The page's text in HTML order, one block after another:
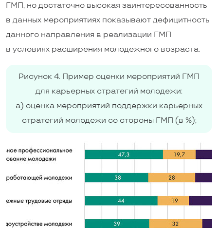
ГМП, но достаточно высокая заинтересованность
в данных мероприятиях показывают дефицитность
данного направления в реализации ГМП
в условиях расширения молодежного возраста.
Рисунок 4. Пример оценки мероприятий ГМП
для карьерных стратегий молодежи:
а) оценка мероприятий поддержки карьерных
стратегий молодежи со стороны ГМП (в %);